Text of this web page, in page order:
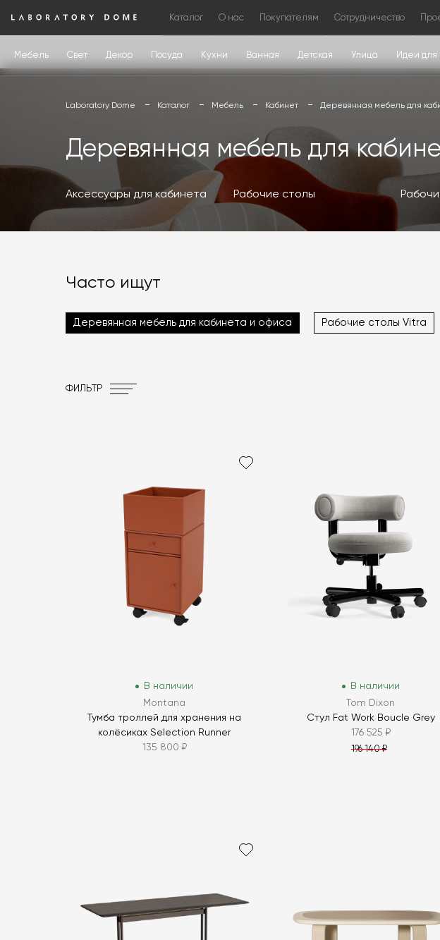
Каталог О нас Покупателям Сотрудничество
Мебель Свет Декор Посуда Кухни Ванная Детская Улица Идеи для
Laboratory Dome Каталог Мебель Кабинет Деревянная мебель для
Деревянная мебель для
Аксессуары для кабинета Рабочие столы
Часто ищут
Деревянная мебель для кабинета и офиса Рабочие столы Vitra
ФИЛЬТР
В наличии
Montana
Тумба троллей для хранения на
колёсиках Selection Runner
135 800 ₽
В наличии
Tom Dixon
Стул Fat Work Boucle Grey
176 525 ₽
196 140 ₽